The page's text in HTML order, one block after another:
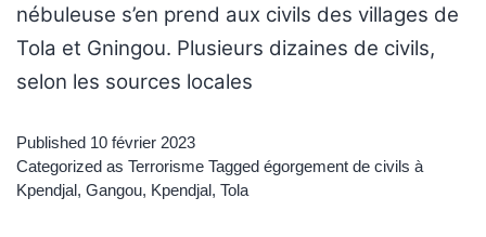
nébuleuse s’en prend aux civils des villages de
Tola et Gningou. Plusieurs dizaines de civils,
selon les sources locales
Published 10 février 2023
Categorized as Terrorisme Tagged égorgement de civils à
Kpendjal, Gangou, Kpendjal, Tola